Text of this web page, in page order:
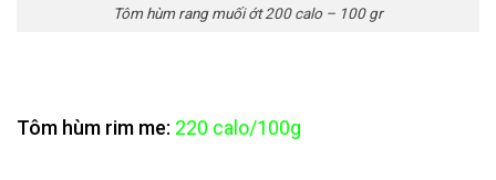
Tôm hùm rang muối ớt 200 calo – 100 gr
Tôm hùm rim me: 220 calo/100g